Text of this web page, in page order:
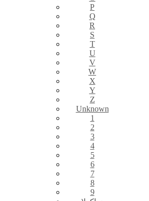
P
Q
R
S
T
U
V
W
X
Y
Z
Unknown
1
2
3
4
5
6
7
8
9